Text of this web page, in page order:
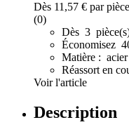
Dès 11,57 € par pièce
(0)
Dès 3
Économisez
Matière :
Réassort en
Voir l'article
Description